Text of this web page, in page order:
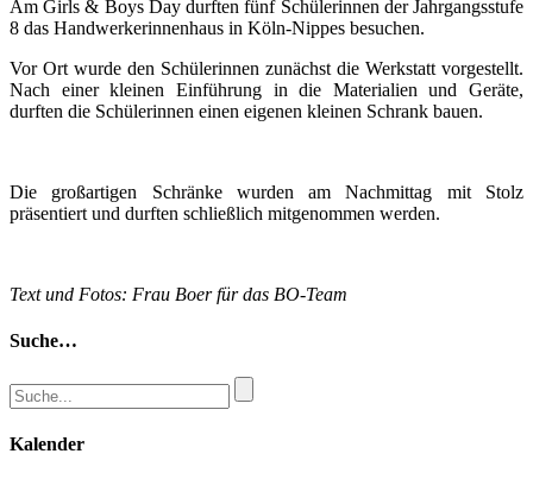
Am Girls & Boys Day durftenfünfSchülerinnen der Jahrgangsstufe
8 das Handwerkerinnenhaus in Köln-Nippes besuchen.
Vor Ort wurde den Schülerinnen zunächst die Werkstatt vorgestellt.
Nach einer kleinen Einführung in die Materialien und Geräte,
durften die Schülerinnen einen eigenen kleinen Schrank bauen.
Die großartigen Schränke wurden am Nachmittag mit Stolz
präsentiert und durften schließlich mitgenommen werden.
Text und Fotos: Frau Boer für das BO-Team
Suche…
Kalender